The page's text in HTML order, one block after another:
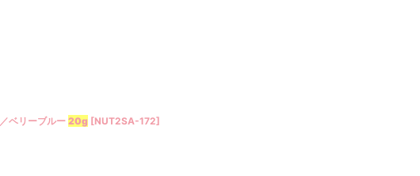
／ベリーブルー 20g [NUT2SA-172]